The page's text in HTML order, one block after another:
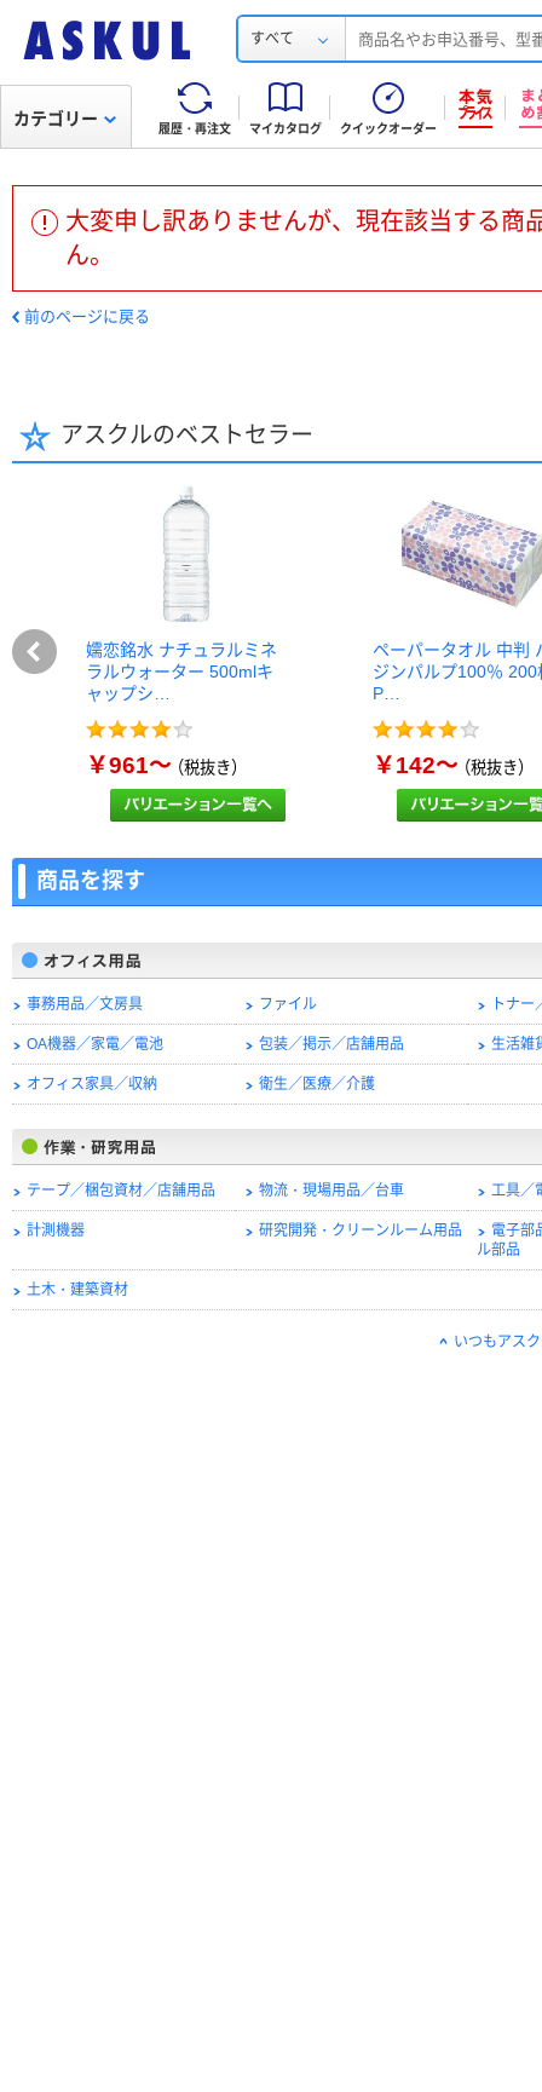
すべて
履歴・再注文 マイカタログ クイックオーダー
カテゴリー
大変申し訳ありませんが、現在該当する商
ん。
前のページに戻る
アスクルのベストセラー
嬬恋銘水 ナチュラルミネ
ラルウォーター 500mlキ
ャップシ…
￥961～（税抜き）
ペーパータオル 中判
ジンパルプ100％ 200
P…
￥142～（税抜き）
商品を探す
事務用品／文房具 ファイル トナ
OA機器／家電／電池 包装／掲示／店舗用品 生活雑
オフィス家具／収納 衛生／医療／介護
テープ／梱包資材／店舗用品 物流・現場用品／台車 工具／
計測機器 研究開発・クリーンルーム用品
電子部
ル部品
土木・建築資材
いつもアス